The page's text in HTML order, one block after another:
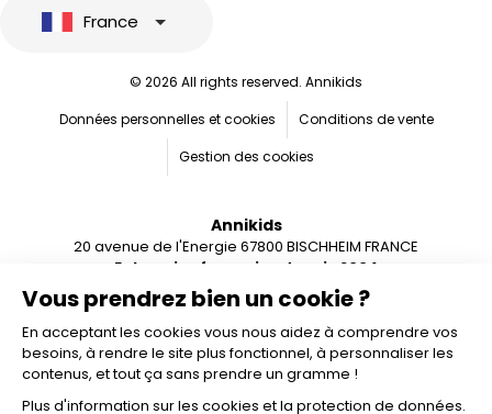
Vous prendrez bien un cookie ?
En acceptant les cookies vous nous aidez à comprendre vos
besoins, à rendre le site plus fonctionnel, à personnaliser les
contenus, et tout ça sans prendre un gramme !
Plus d'information sur les cookies et la protection de données.
France
© 2026 All rights reserved. Annikids
Données personnelles et cookies
Conditions de vente
Gestion des cookies
Annikids
20 avenue de l'Energie 67800 BISCHHEIM FRANCE
Entreprise française depuis 2004